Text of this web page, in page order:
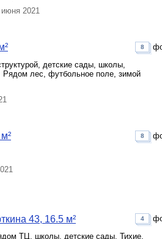
2021
детские сады, школы,
Рядом лес, футбольное поле, зимой
8
8
43, 16.5 м²
ТЦ, школы, детские сады. Тихие,
4